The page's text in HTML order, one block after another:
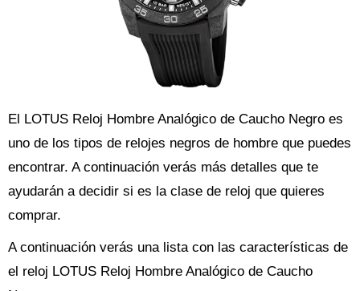
El LOTUS Reloj Hombre Analógico de Caucho Negro es
uno de los tipos de relojes negros de hombre que puedes
encontrar. A continuación verás más detalles que te
ayudarán a decidir si es la clase de reloj que quieres
comprar.
A continuación verás una lista con las características de
el reloj LOTUS Reloj Hombre Analógico de Caucho